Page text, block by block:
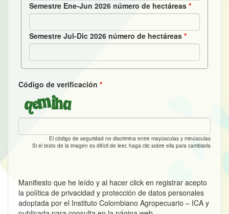
Semestre Ene-Jun 2026 número de hectáreas
Semestre Jul-Dic 2026 número de hectáreas
Código de verificación
El código de seguridad no discrimina entre mayúsculas y minúsculas
Si el texto de la imagen es difícil de leer, haga clic sobre ella para cambiarla
Manifiesto que he leído y al hacer click en registrar acepto
la política de privacidad y protección de datos personales
adoptada por el Instituto Colombiano Agropecuario – ICA y